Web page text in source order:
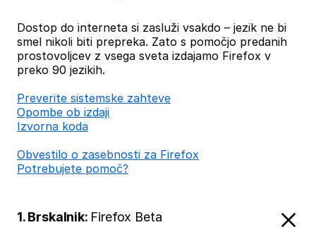
Dostop do interneta si zasluži vsakdo – jezik ne bi
smel nikoli biti prepreka. Zato s pomočjo predanih
prostovoljcev z vsega sveta izdajamo Firefox v
preko 90 jezikih.
Preverite sistemske zahteve
Opombe ob izdaji
Izvorna koda
Obvestilo o zasebnosti za Firefox
Potrebujete pomoč?
1. Brskalnik: Firefox Beta